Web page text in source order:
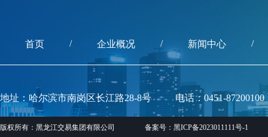
首页 / 企业概况 / 新闻中心 /
地址：哈尔滨市南岗区长江路28-8号 电话：0451-87200100
版权所有：黑龙江交易集团有限公司 备案号：黑ICP备2023011111号-1